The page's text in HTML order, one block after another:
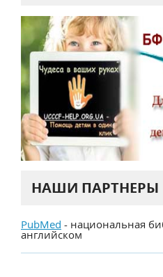
НАШИ ПАРТНЕРЫ
PubMed - национальная
английском